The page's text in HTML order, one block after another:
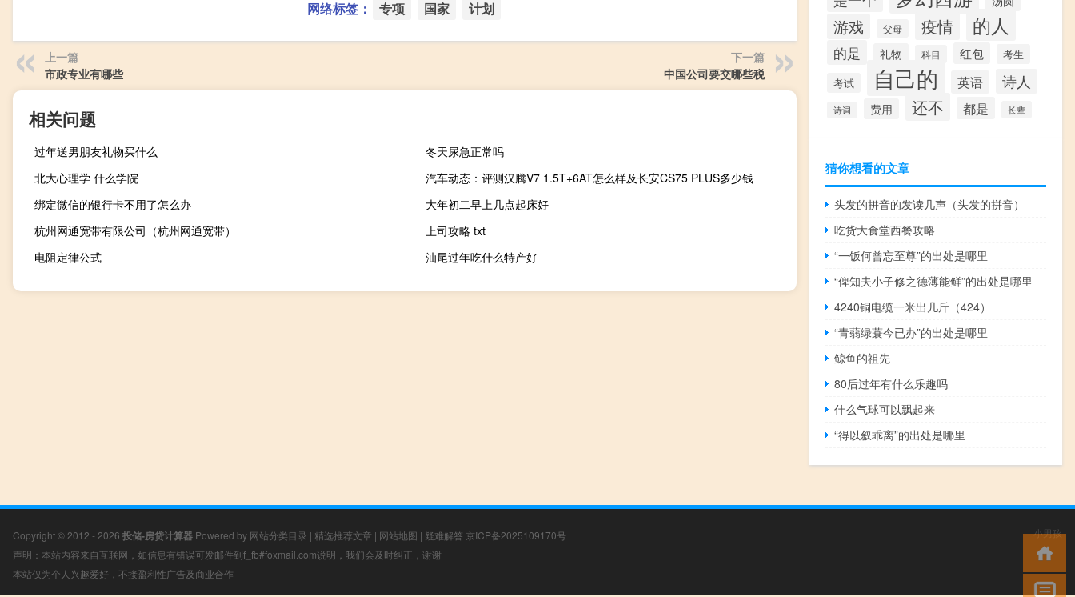
网络标签： 专项 国家 计划
上一篇
市政专业有哪些
下一篇
中国公司要交哪些税
相关问题
过年送男朋友礼物买什么
冬天尿急正常吗
北大心理学 什么学院
汽车动态：评测汉腾V7 1.5T+6AT怎么样及长安CS75 PLUS多少钱
绑定微信的银行卡不用了怎么办
大年初二早上几点起床好
杭州网通宽带有限公司（杭州网通宽带）
上司攻略 txt
电阻定律公式
汕尾过年吃什么特产好
游戏 父母 疫情 的人
的是 礼物 科目 红包
考生
考试
自己的 英语 诗人
诗词 费用 还不 都是 长辈
猜你想看的文章
头发的拼音的发读几声（头发的拼音）
吃货大食堂西餐攻略
“一饭何曾忘至尊”的出处是哪里
“俾知夫小子修之德薄能鲜”的出处是哪里
4240铜电缆一米出几斤（424）
“青蒻绿蓑今已办”的出处是哪里
鲸鱼的祖先
80后过年有什么乐趣吗
什么气球可以飘起来
“得以叙乖离”的出处是哪里
Copyright © 2012 - 2026 投储-房贷计算器 Powered by 网站分类目录 | 精选推荐文章 | 网站地图 | 疑难解答 京ICP备2025109170号
声明：本站内容来自互联网，如信息有错误可发邮件到f_fb#foxmail.com说明，我们会及时纠正，谢谢
本站仅为个人兴趣爱好，不接盈利性广告及商业合作
小男孩